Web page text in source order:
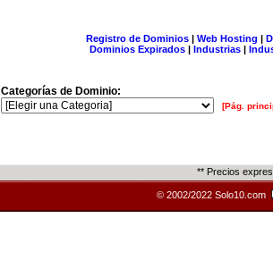
Registro de Dominios| Web Hosting |
Dominios Expirados | Industrias |
Categorías de Dominio:
[Pág.
** Precios
© 2002/2022 Solo10.com